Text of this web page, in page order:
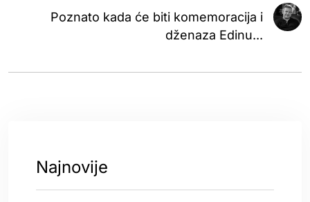
Poznato kada će biti komemoracija i
dženaza Edinu...
Najnovije